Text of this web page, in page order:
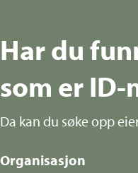
Har du
som er ID-
Da kan du søke opp
Organisasjon